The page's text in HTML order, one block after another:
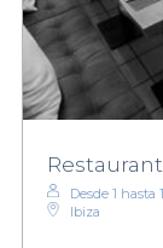
Desde 1 hasta
Ibiza